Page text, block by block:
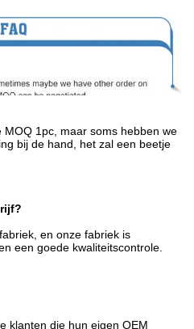
MOQ 1pc, maar soms hebben we
bij de hand, het zal een beetje
en onze fabriek is
een goede kwaliteitscontrole.
klanten die hun eigen OEM